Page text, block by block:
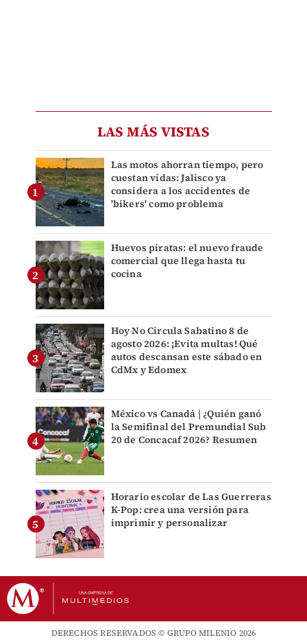
LAS MÁS VISTAS
Las motos ahorran tiempo, pero
cuestan vidas: Jalisco ya
considera a los accidentes de
'bikers' como problema
Huevos piratas: el nuevo fraude
comercial que llega hasta tu
cocina
Hoy No Circula Sabatino 8 de
agosto 2026: ¡Evita multas! Qué
autos descansan este sábado en
CdMx y Edomex
México vs Canadá | ¿Quién ganó
la Semifinal del Premundial Sub
20 de Concacaf 2026? Resumen
Horario escolar de Las Guerreras
K-Pop: crea una versión para
imprimir y personalizar
DERECHOS RESERVADOS © GRUPO MILENIO 2026